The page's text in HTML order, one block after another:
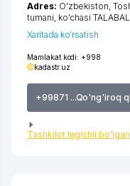
Mamlakat kodi: +998
kadastr.uz
+99871 ...Qo'ng'iroq
Tashkilot tegishli
Adres: O'zbekiston,
tumani, ko'chasi
Xaritada ko'rsatish